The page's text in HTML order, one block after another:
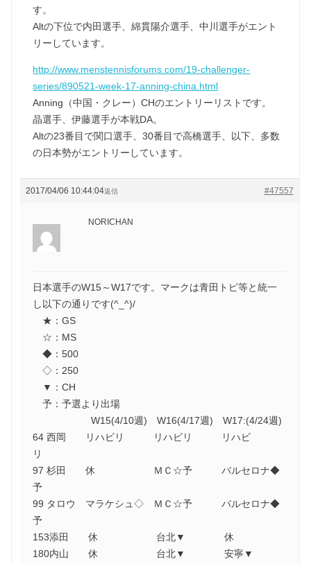
す。
Altの下位で内田選手、綿貫陽介選手、中川選手がエント
リーしています。
http://www.menstennisforums.com/19-challenger-
series/890521-week-17-anning-china.html
Anning（中国・クレー）CHのエントリーリストです。
晶選手、伊藤選手が本戦DA。
Altの23番目で関口選手、30番目で高橋選手、以下、多数
の日本勢がエントリーしています。
2017/04/06 10:44:04 #47557
返信
NORICHAN
日本選手のW15～W17です。マークは青田トピ等と統一
し以下の通りです(^_^)/
★：GS
☆：MS
◆：500
◇：250
▼：CH
予：予選より出場
W15(4/10週) W16(4/17週) W17:(4/24週)
64 西岡 リハビリ リハビリ リハビ
リ
97 杉田 休 ＭＣ☆予 バルセロナ◆
予
99 タロウ マラケシュ◇ ＭＣ☆予 バルセロナ◆
予
153添田 休 台北▼ 休
180内山 休 台北▼ 安寧▼